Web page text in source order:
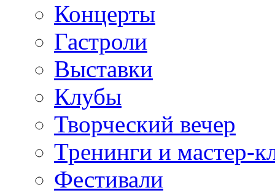
Концерты
Гастроли
Выставки
Клубы
Творческий вечер
Тренинги и мастер-
Фестивали